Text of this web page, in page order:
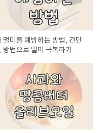
멀미를 예방하는 방법, 간단
방법으로 멀미 극복하기